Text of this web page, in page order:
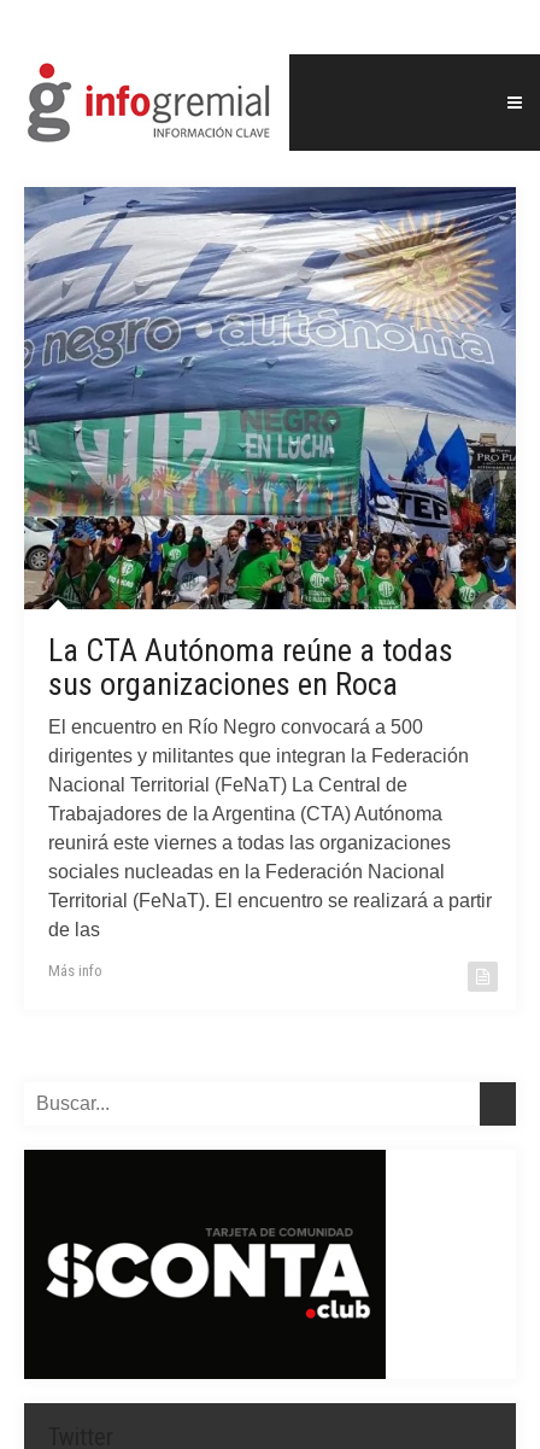
La CTA Autónoma reúne a todas
sus organizaciones en Roca
El encuentro en Río Negro convocará a 500
dirigentes y militantes que integran la Federación
Nacional Territorial (FeNaT) La Central de
Trabajadores de la Argentina (CTA) Autónoma
reunirá este viernes a todas las organizaciones
sociales nucleadas en la Federación Nacional
Territorial (FeNaT). El encuentro se realizará a partir
de las
Más info